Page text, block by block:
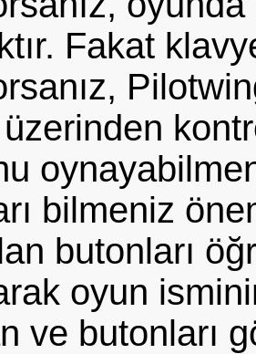
Fakat
bilmeniz
butonları
oyun
ve butonları